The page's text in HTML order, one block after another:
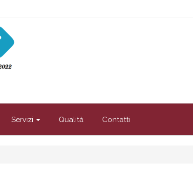
Servizi Qualità Contatti